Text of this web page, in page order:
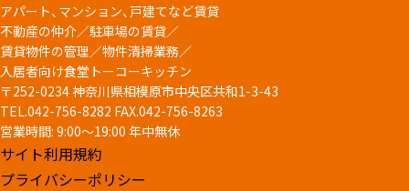
アパート、マンション、戸建てなど賃貸
不動産の仲介／駐車場の賃貸／
賃貸物件の管理／物件清掃業務／
入居者向け食堂トーコーキッチン
〒252-0234 神奈川県相模原市中央区共和1-3-43
TEL.042-756-8282 FAX.042-756-8263
営業時間: 9:00～19:00 年中無休
サイト利用規約
プライバシーポリシー